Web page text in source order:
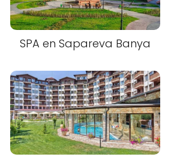
SPA en Sapareva Banya